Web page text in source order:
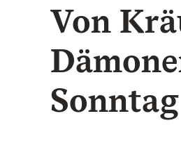
Von
Sonntag